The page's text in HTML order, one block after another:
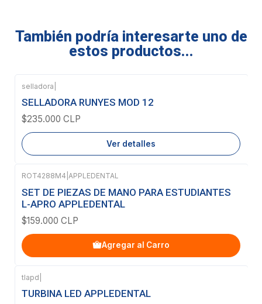
También podría interesarte uno de
estos productos...
Agotado
selladora
SELLADORA RUNYES MOD 12
$235.000 CLP
Ver detalles
ROT4288M4 APPLEDENTAL
SET DE PIEZAS DE MANO PARA ESTUDIANTES
L-APRO APPLEDENTAL
$159.000 CLP
Agregar al Carro
Agotado
tlapd
TURBINA LED APPLEDENTAL